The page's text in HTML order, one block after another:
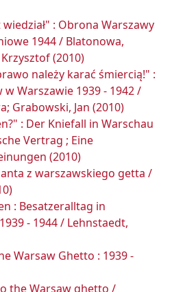
: Obrona Warszawy
1944 / Blatonowa,
(2010)
należy karać śmiercią!" :
Warszawie 1939 - 1942 /
Grabowski, Jan (2010)
: Der Kniefall in Warschau
Vertrag ; Eine
(2010)
z warszawskiego getta /
: Besatzeralltag in
- 1944 / Lehnstaedt,
Warsaw Ghetto : 1939 -
the Warsaw ghetto /